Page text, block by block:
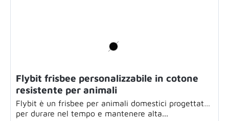
Flybit frisbee personalizzabile in cotone
resistente per animali
Flybit è un frisbee per animali domestici progettato
per durare nel tempo e mantenere alta...